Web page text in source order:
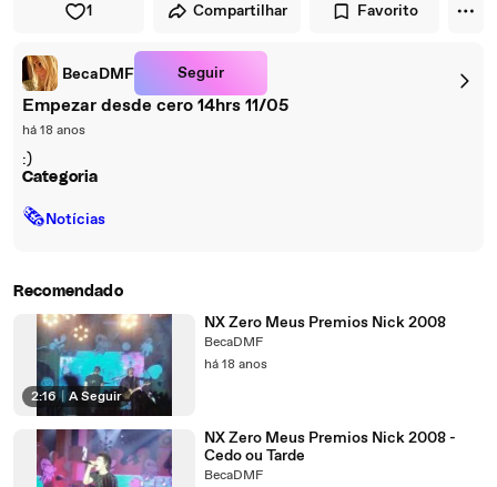
1 Compartilhar Favorito
BecaDMF Seguir
Empezar desde cero 14hrs 11/05
há 18 anos
:)
Categoria
🗞Notícias
Recomendado
2:16 | A Seguir
NX Zero Meus Premios Nick 2008
BecaDMF
há 18 anos
NX Zero Meus Premios Nick 2008 -
Cedo ou Tarde
BecaDMF